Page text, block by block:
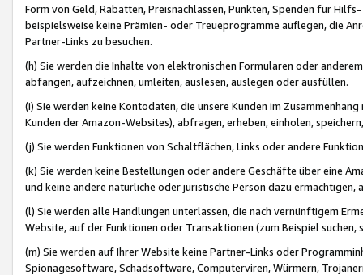
Form von Geld, Rabatten, Preisnachlässen, Punkten, Spenden für
beispielsweise keine Prämien- oder Treueprogramme auflegen, die
Partner-Links zu besuchen.
(h) Sie werden die Inhalte von elektronischen Formularen oder
abfangen, aufzeichnen, umleiten, auslesen, auslegen oder ausfüllen.
(i) Sie werden keine Kontodaten, die unsere Kunden im
Kunden der Amazon-Websites), abfragen, erheben, einholen,
(j) Sie werden Funktionen von Schaltflächen, Links oder andere
(k) Sie werden keine Bestellungen oder andere Geschäfte über eine
und keine andere natürliche oder juristische Person dazu
(l) Sie werden alle Handlungen unterlassen, die nach vernünftigem
Website, auf der Funktionen oder Transaktionen (zum Beispiel
(m) Sie werden auf Ihrer Website keine Partner-Links oder
Spionagesoftware, Schadsoftware, Computerviren, Würmern,